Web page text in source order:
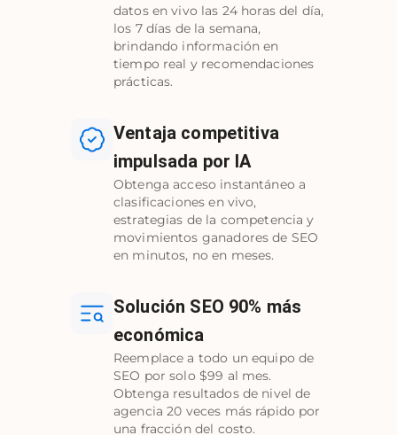
datos en vivo las 24 horas del día,
los 7 días de la semana,
brindando información en
tiempo real y recomendaciones
prácticas.
Ventaja competitiva
impulsada por IA
Obtenga acceso instantáneo a
clasificaciones en vivo,
estrategias de la competencia y
movimientos ganadores de SEO
en minutos, no en meses.
Solución SEO 90% más
económica
Reemplace a todo un equipo de
SEO por solo $99 al mes.
Obtenga resultados de nivel de
agencia 20 veces más rápido por
una fracción del costo.